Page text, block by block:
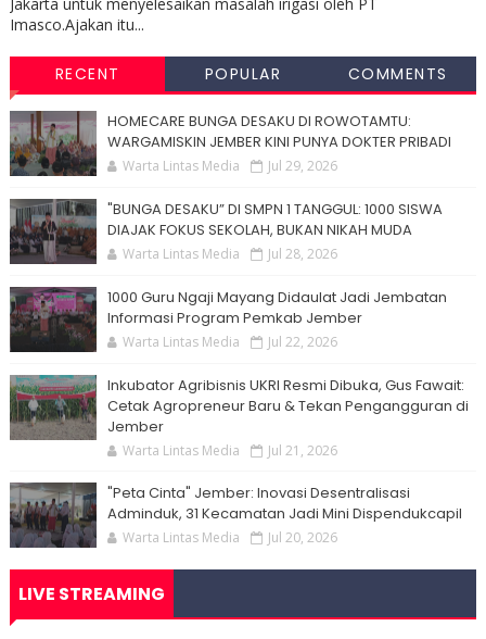
Jakarta untuk menyelesaikan masalah irigasi oleh PT
Imasco.Ajakan itu...
RECENT POPULAR COMMENTS
HOMECARE BUNGA DESAKU DI ROWOTAMTU:
WARGAMISKIN JEMBER KINI PUNYA DOKTER PRIBADI
Warta Lintas Media Jul 29, 2026
"BUNGA DESAKU” DI SMPN 1 TANGGUL: 1000 SISWA
DIAJAK FOKUS SEKOLAH, BUKAN NIKAH MUDA
Warta Lintas Media Jul 28, 2026
1000 Guru Ngaji Mayang Didaulat Jadi Jembatan
Informasi Program Pemkab Jember
Warta Lintas Media Jul 22, 2026
Inkubator Agribisnis UKRI Resmi Dibuka, Gus Fawait:
Cetak Agropreneur Baru & Tekan Pengangguran di
Jember
Warta Lintas Media Jul 21, 2026
"Peta Cinta" Jember: Inovasi Desentralisasi
Adminduk, 31 Kecamatan Jadi Mini Dispendukcapil
Warta Lintas Media Jul 20, 2026
LIVE STREAMING